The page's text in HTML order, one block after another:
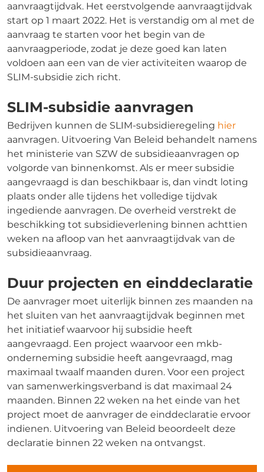
aanvraagtijdvak. Het eerstvolgende aanvraagtijdvak
start op 1 maart 2022. Het is verstandig om al met de
aanvraag te starten voor het begin van de
aanvraagperiode, zodat je deze goed kan laten
voldoen aan een van de vier activiteiten waarop de
SLIM-subsidie zich richt.
SLIM-subsidie aanvragen
Bedrijven kunnen de SLIM-subsidieregeling hier
aanvragen. Uitvoering Van Beleid behandelt namens
het ministerie van SZW de subsidieaanvragen op
volgorde van binnenkomst. Als er meer subsidie
aangevraagd is dan beschikbaar is, dan vindt loting
plaats onder alle tijdens het volledige tijdvak
ingediende aanvragen. De overheid verstrekt de
beschikking tot subsidieverlening binnen achttien
weken na afloop van het aanvraagtijdvak van de
subsidieaanvraag.
Duur projecten en einddeclaratie
De aanvrager moet uiterlijk binnen zes maanden na
het sluiten van het aanvraagtijdvak beginnen met
het initiatief waarvoor hij subsidie heeft
aangevraagd. Een project waarvoor een mkb-
onderneming subsidie heeft aangevraagd, mag
maximaal twaalf maanden duren. Voor een project
van samenwerkingsverband is dat maximaal 24
maanden. Binnen 22 weken na het einde van het
project moet de aanvrager de einddeclaratie ervoor
indienen. Uitvoering van Beleid beoordeelt deze
declaratie binnen 22 weken na ontvangst.